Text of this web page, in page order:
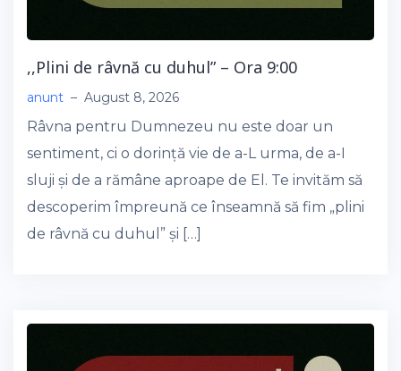
,,Plini de râvnă cu duhul” – Ora 9:00
anunt – August 8, 2026
Râvna pentru Dumnezeu nu este doar un
sentiment, ci o dorință vie de a-L urma, de a-I
sluji și de a rămâne aproape de El. Te invităm să
descoperim împreună ce înseamnă să fim „plini
de râvnă cu duhul” și […]